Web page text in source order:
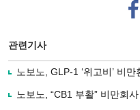
페
이
로
기
사
관련기사
노보노, GLP-1 ‘위고비’ 비
노보노, “CB1 부활” 비만회